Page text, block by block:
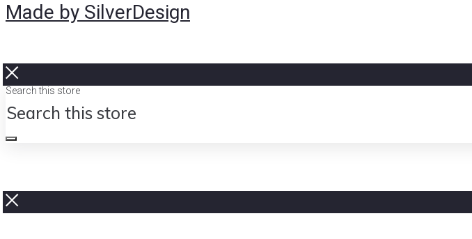
Made by SilverDesign
Search this store